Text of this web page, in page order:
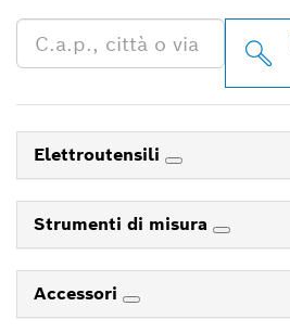
Elettroutensili
Strumenti di misura
Accessori